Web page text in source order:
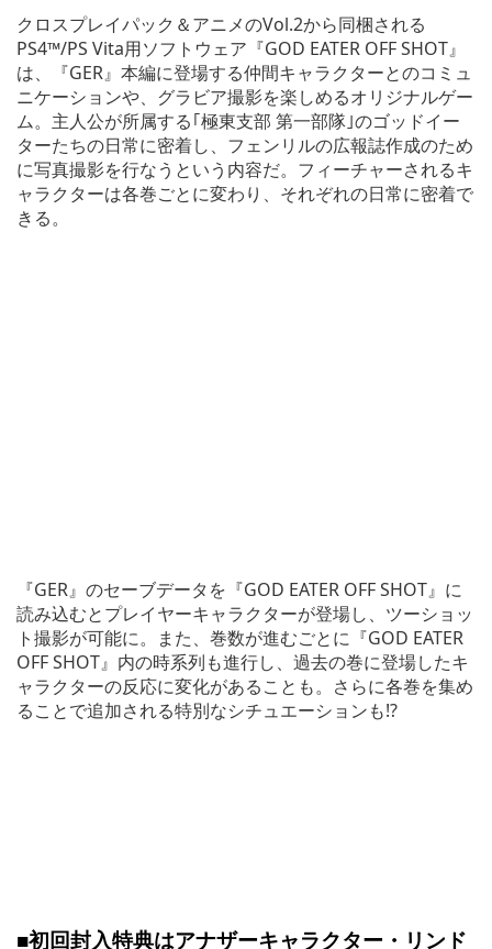
クロスプレイパック＆アニメのVol.2から同梱される
PS4™/PS Vita用ソフトウェア『GOD EATER OFF SHOT』
は、『GER』本編に登場する仲間キャラクターとのコミュ
ニケーションや、グラビア撮影を楽しめるオリジナルゲー
ム。主人公が所属する｢極東支部 第一部隊｣のゴッドイー
ターたちの日常に密着し、フェンリルの広報誌作成のため
に写真撮影を行なうという内容だ。フィーチャーされるキ
ャラクターは各巻ごとに変わり、それぞれの日常に密着で
きる。
『GER』のセーブデータを『GOD EATER OFF SHOT』に
読み込むとプレイヤーキャラクターが登場し、ツーショッ
ト撮影が可能に。また、巻数が進むごとに『GOD EATER
OFF SHOT』内の時系列も進行し、過去の巻に登場したキ
ャラクターの反応に変化があることも。さらに各巻を集め
ることで追加される特別なシチュエーションも!?
■初回封入特典はアナザーキャラクター・リンド